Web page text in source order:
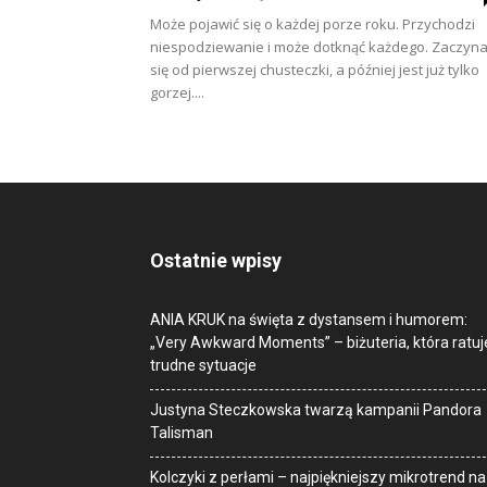
Może pojawić się o każdej porze roku. Przychodzi
niespodziewanie i może dotknąć każdego. Zaczyna
się od pierwszej chusteczki, a później jest już tylko
gorzej....
Ostatnie wpisy
ANIA KRUK na święta z dystansem i humorem:
„Very Awkward Moments” – biżuteria, która
trudne sytuacje
Justyna Steczkowska twarzą kampanii Pandora
Talisman
Kolczyki z perłami – najpiękniejszy mikrotrend na